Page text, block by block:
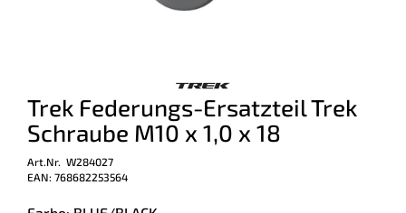
Trek Federungs-Ersatzteil Trek
Schraube M10 x 1,0 x 18
Art.Nr. W284027
EAN: 768682253564